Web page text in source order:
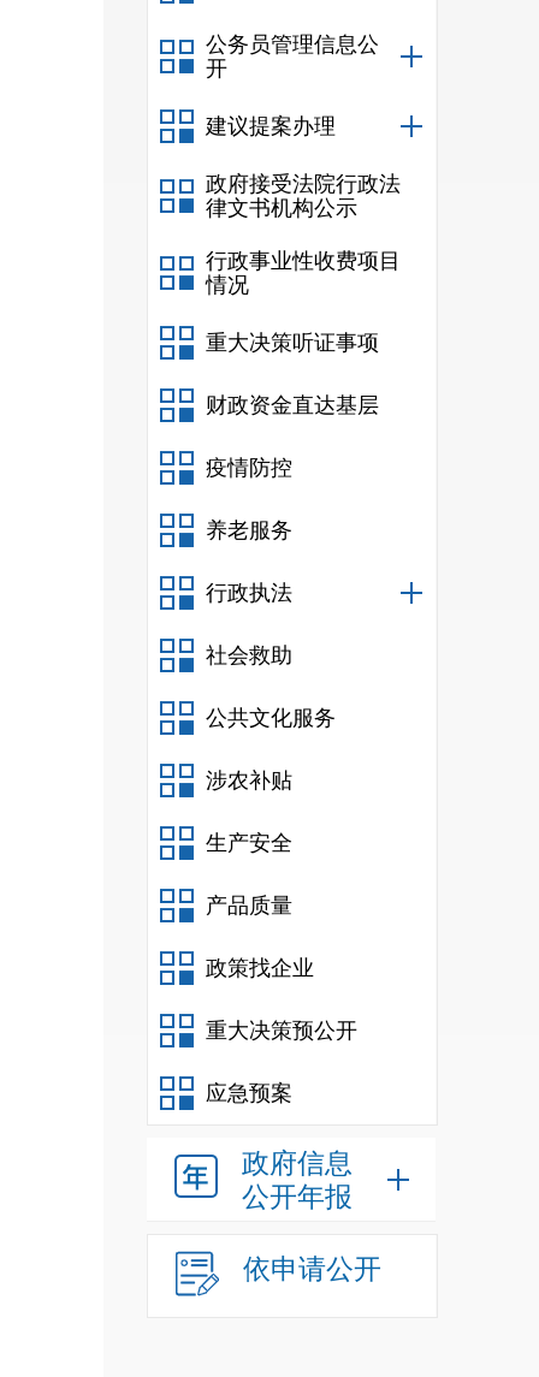
公务员管理信息公
开
建议提案办理
政府接受法院行政法
律文书机构公示
行政事业性收费项目
情况
重大决策听证事项
财政资金直达基层
疫情防控
养老服务
行政执法
社会救助
公共文化服务
涉农补贴
生产安全
产品质量
政策找企业
重大决策预公开
应急预案
政府信息
公开年报
依申请公开